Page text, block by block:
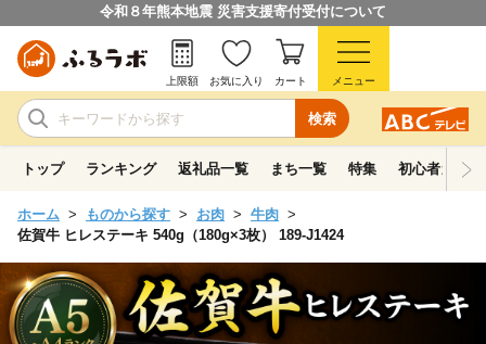
令和８年熊本地震 災害支援寄付受付について
検索
上限額 お気に入り カート メニュー
トップ ランキング 返礼品一覧 まち一覧 特集 初心者ガイド
ホーム ものから探す お肉
牛肉
佐賀牛 ヒレステーキ 540g（180g×3枚） 189-J1424